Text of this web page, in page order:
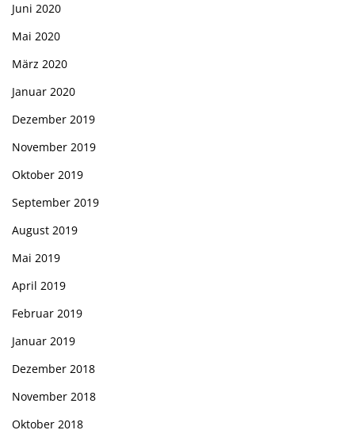
Juni 2020
Mai 2020
März 2020
Januar 2020
Dezember 2019
November 2019
Oktober 2019
September 2019
August 2019
Mai 2019
April 2019
Februar 2019
Januar 2019
Dezember 2018
November 2018
Oktober 2018